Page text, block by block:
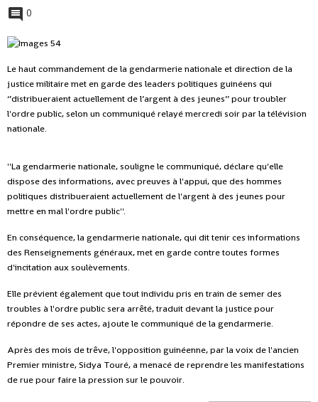
0
Le haut commandement de la gendarmerie nationale et direction de la
justice militaire met en garde des leaders politiques guinéens qui
‘’distribueraient actuellement de l’argent à des jeunes’’ pour troubler
l'ordre public, selon un communiqué relayé mercredi soir par la télévision
nationale.
''La gendarmerie nationale, souligne le communiqué, déclare qu'elle
dispose des informations, avec preuves à l'appui, que des hommes
politiques distribueraient actuellement de l'argent à des jeunes pour
mettre en mal l'ordre public''.
En conséquence, la gendarmerie nationale, qui dit tenir ces informations
des Renseignements généraux, met en garde contre toutes formes
d'incitation aux soulèvements.
Elle prévient également que tout individu pris en train de semer des
troubles à l'ordre public sera arrêté, traduit devant la justice pour
répondre de ses actes, ajoute le communiqué de la gendarmerie.
Après des mois de trêve, l'opposition guinéenne, par la voix de l'ancien
Premier ministre, Sidya Touré, a menacé de reprendre les manifestations
de rue pour faire la pression sur le pouvoir.